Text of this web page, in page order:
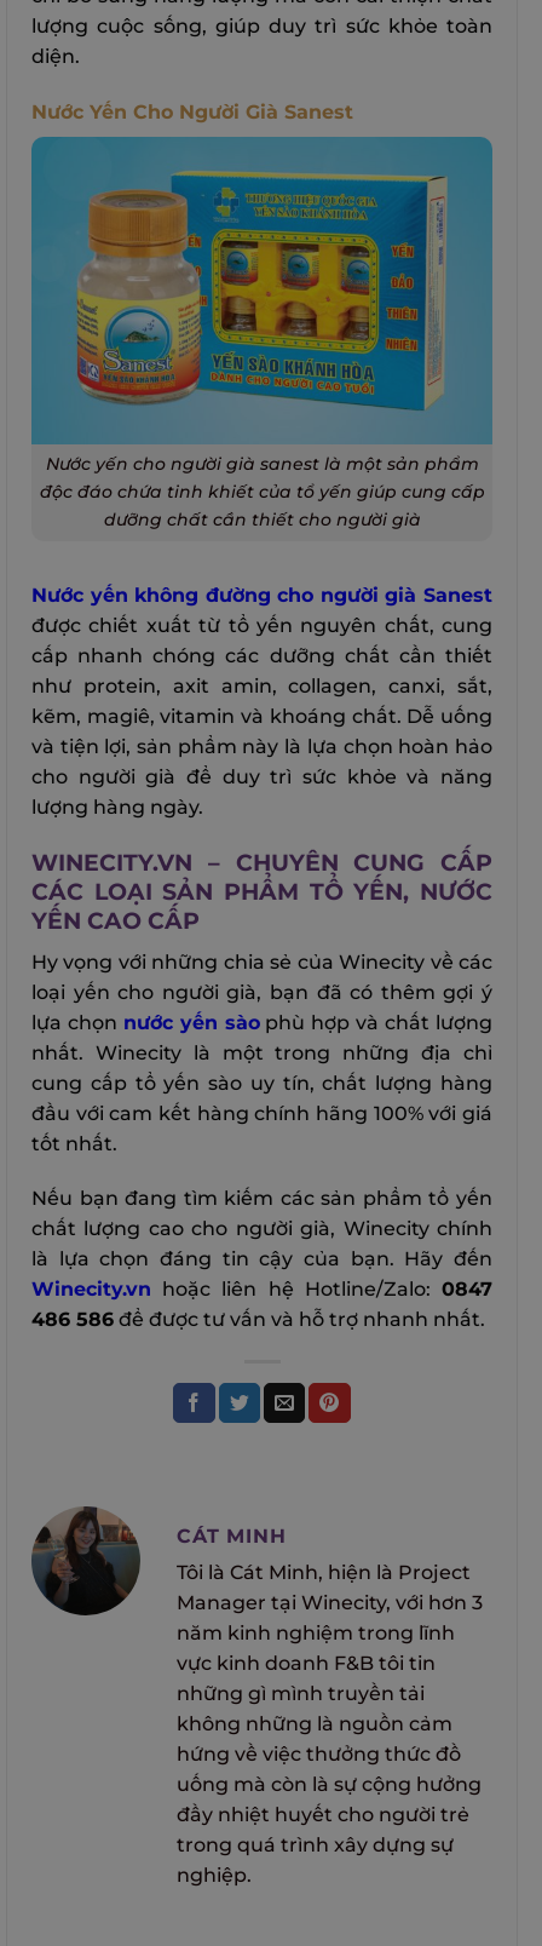
lượng cuộc sống, giúp duy trì sức khỏe toàn
diện.
Nước Yến Cho Người Già Sanest
Nước yến cho người già sanest là một sản phẩm
độc đáo chứa tinh khiết của tổ yến giúp cung cấp
dưỡng chất cần thiết cho người già
Nước yến không đường cho người già Sanest
được chiết xuất từ tổ yến nguyên chất, cung
cấp nhanh chóng các dưỡng chất cần thiết
như protein, axit amin, collagen, canxi, sắt,
kẽm, magiê, vitamin và khoáng chất. Dễ uống
và tiện lợi, sản phẩm này là lựa chọn hoàn hảo
cho người già để duy trì sức khỏe và năng
lượng hàng ngày.
WINECITY.VN – CHUYÊN CUNG CẤP
CÁC LOẠI SẢN PHẨM TỔ YẾN, NƯỚC
YẾN CAO CẤP
Hy vọng với những chia sẻ của Winecity về các
loại yến cho người già, bạn đã có thêm gợi ý
lựa chọn nước yến sàophù hợp và chất lượng
nhất. Winecity là một trong những địa chỉ
cung cấp tổ yến sào uy tín, chất lượng hàng
đầu với cam kết hàng chính hãng 100% với giá
tốt nhất.
Nếu bạn đang tìm kiếm các sản phẩm tổ yến
chất lượng cao cho người già, Winecity chính
là lựa chọn đáng tin cậy của bạn. Hãy đến
Winecity.vn hoặc liên hệ Hotline/Zalo: 0847
486 586 để được tư vấn và hỗ trợ nhanh nhất.
CÁT MINH
Tôi là Cát Minh, hiện là Project
Manager tại Winecity, với hơn 3
năm kinh nghiệm trong lĩnh
vực kinh doanh F&B tôi tin
những gì mình truyền tải
không những là nguồn cảm
hứng về việc thưởng thức đồ
uống mà còn là sự cộng hưởng
đầy nhiệt huyết cho người trẻ
trong quá trình xây dựng sự
nghiệp.